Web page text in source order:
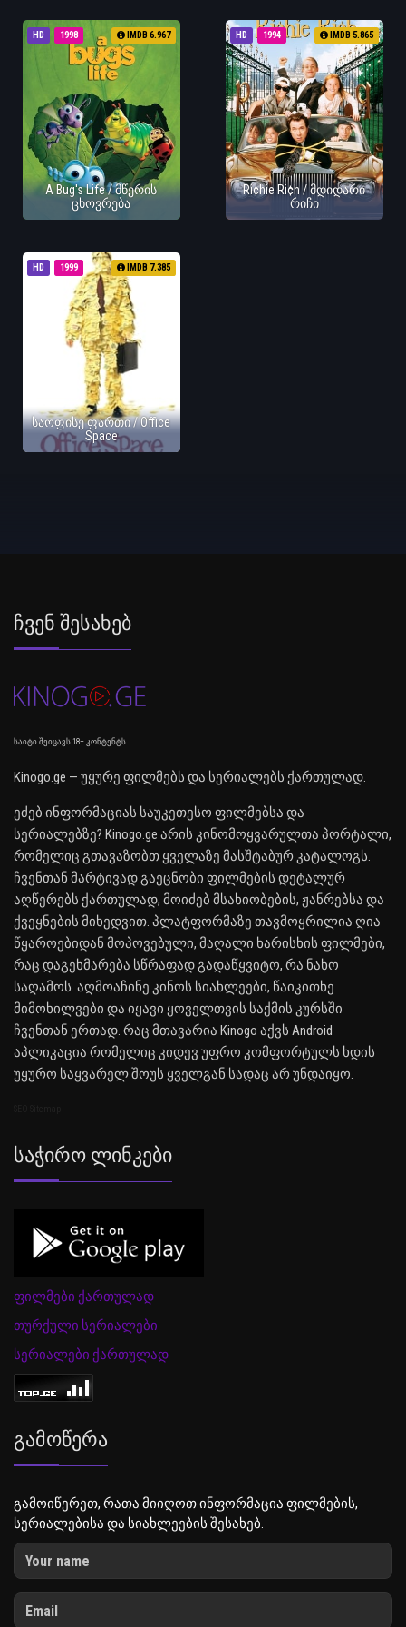
HD 1998 IMDB 6.967
A Bug's Life / მწერის
ცხოვრება
HD 1994 IMDB 5.865
Ri¢hie Ri¢h / მდიდარი
რიჩი
HD 1999 IMDB 7.385
საოფისე ფართი / Office
Space
Ჩვენ Შესახებ
საიტი შეიცავს 18+ კონტენტს
Kinogo.ge — უყურე ფილმებს და სერიალებს ქართულად.
ეძებ ინფორმაციას საუკეთესო ფილმებსა და
სერიალებზე? Kinogo.ge არის კინომოყვარულთა პორტალი,
რომელიც გთავაზობთ ყველაზე მასშტაბურ კატალოგს.
ჩვენთან მარტივად გაეცნობი ფილმების დეტალურ
აღწერებს ქართულად, მოიძებ მსახიობების, ჟანრებსა და
ქვეყნების მიხედვით. პლატფორმაზე თავმოყრილია ღია
წყაროებიდან მოპოვებული, მაღალი ხარისხის ფილმები,
რაც დაგეხმარება სწრაფად გადაწყვიტო, რა ნახო
საღამოს. აღმოაჩინე კინოს სიახლეები, წაიკითხე
მიმოხილვები და იყავი ყოველთვის საქმის კურსში
ჩვენთან ერთად. რაც მთავარია Kinogo აქვს Android
აპლიკაცია რომელიც კიდევ უფრო კომფორტულს ხდის
უყურო საყვარელ შოუს ყველგან სადაც არ უნდაიყო.
Საჭირო Ლინკები
ფილმები ქართულად
თურქული სერიალები
სერიალები ქართულად
Გამოწერა
გამოიწერეთ, რათა მიიღოთ ინფორმაცია ფილმების,
სერიალებისა და სიახლეების შესახებ.